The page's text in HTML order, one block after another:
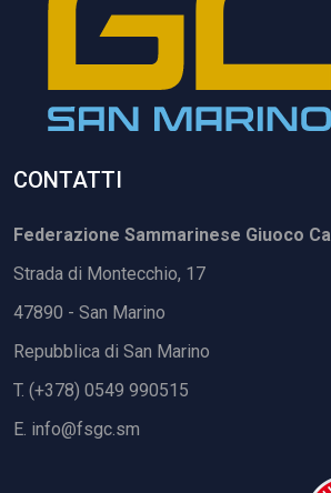
CONTATTI
Federazione Sammarinese Giuoco
Strada di Montecchio, 17
47890 - San Marino
Repubblica di San Marino
T. (+378) 0549 990515
E. info@fsgc.sm